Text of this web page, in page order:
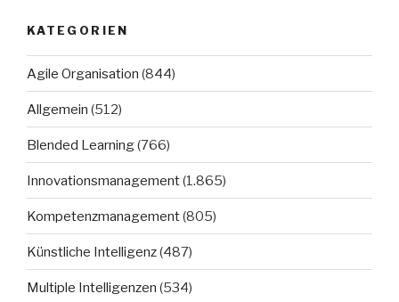
KATEGORIEN
Agile Organisation (844)
Allgemein (512)
Blended Learning(766)
Innovationsmanagement(1.865)
Kompetenzmanagement(805)
Künstliche Intelligenz(487)
Multiple Intelligenzen (534)